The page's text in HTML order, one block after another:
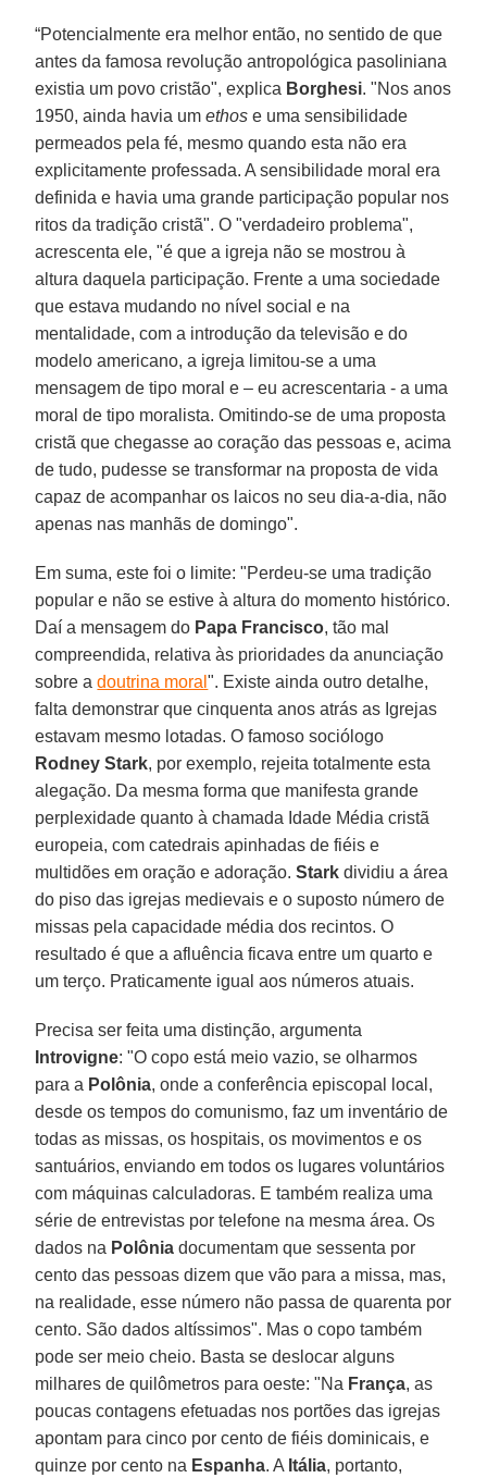
“Potencialmente era melhor então, no sentido de que
antes da famosa revolução antropológica pasoliniana
existia um povo cristão", explica Borghesi. "Nos anos
1950, ainda havia umethos e uma sensibilidade
permeados pela fé, mesmo quando esta não era
explicitamente professada. A sensibilidade moral era
definida e havia uma grande participação popular nos
ritos da tradição cristã". O "verdadeiro problema",
acrescenta ele, "é que a igreja não se mostrou à
altura daquela participação. Frente a uma sociedade
que estava mudando no nível social e na
mentalidade, com a introdução da televisão e do
modelo americano, a igreja limitou-se a uma
mensagem de tipo moral e – eu acrescentaria - a uma
moral de tipo moralista. Omitindo-se de uma proposta
cristã que chegasse ao coração das pessoas e, acima
de tudo, pudesse se transformar na proposta de vida
capaz de acompanhar os laicos no seu dia-a-dia, não
apenas nas manhãs de domingo".
Em suma, este foi o limite: "Perdeu-se uma tradição
popular e não se estive à altura do momento histórico.
Daí a mensagem do Papa Francisco, tão mal
compreendida, relativa às prioridades da anunciação
sobre adoutrina moral". Existe ainda outro detalhe,
falta demonstrar que cinquenta anos atrás as Igrejas
estavam mesmo lotadas. O famoso sociólogo
Rodney Stark, por exemplo, rejeita totalmente esta
alegação. Da mesma forma que manifesta grande
perplexidade quanto à chamada Idade Média cristã
europeia, com catedrais apinhadas de fiéis e
multidões em oração e adoração.Stark dividiu a área
do piso das igrejas medievais e o suposto número de
missas pela capacidade média dos recintos. O
resultado é que a afluência ficava entre um quarto e
um terço. Praticamente igual aos números atuais.
Precisa ser feita uma distinção, argumenta
Introvigne: "O copo está meio vazio, se olharmos
para a Polônia, onde a conferência episcopal local,
desde os tempos do comunismo, faz um inventário de
todas as missas, os hospitais, os movimentos e os
santuários, enviando em todos os lugares voluntários
com máquinas calculadoras. E também realiza uma
série de entrevistas por telefone na mesma área. Os
dados na Polônia documentam que sessenta por
cento das pessoas dizem que vão para a missa, mas,
na realidade, esse número não passa de quarenta por
cento. São dados altíssimos". Mas o copo também
pode ser meio cheio. Basta se deslocar alguns
milhares de quilômetros para oeste: "Na França, as
poucas contagens efetuadas nos portões das igrejas
apontam para cinco por cento de fiéis dominicais, e
quinze por cento na Espanha. A Itália, portanto,